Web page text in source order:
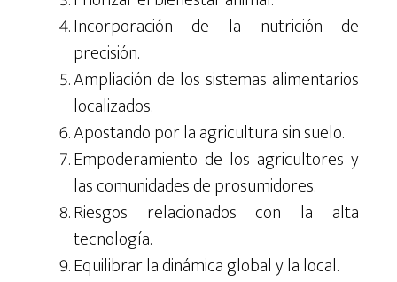
Incorporación de la nutrición de
precisión.
Ampliación de los sistemas alimentarios
localizados.
Apostando por la agricultura sin suelo.
Empoderamiento de los agricultores y
las comunidades de prosumidores.
Riesgos relacionados con la alta
tecnología.
Equilibrar la dinámica global y la local.